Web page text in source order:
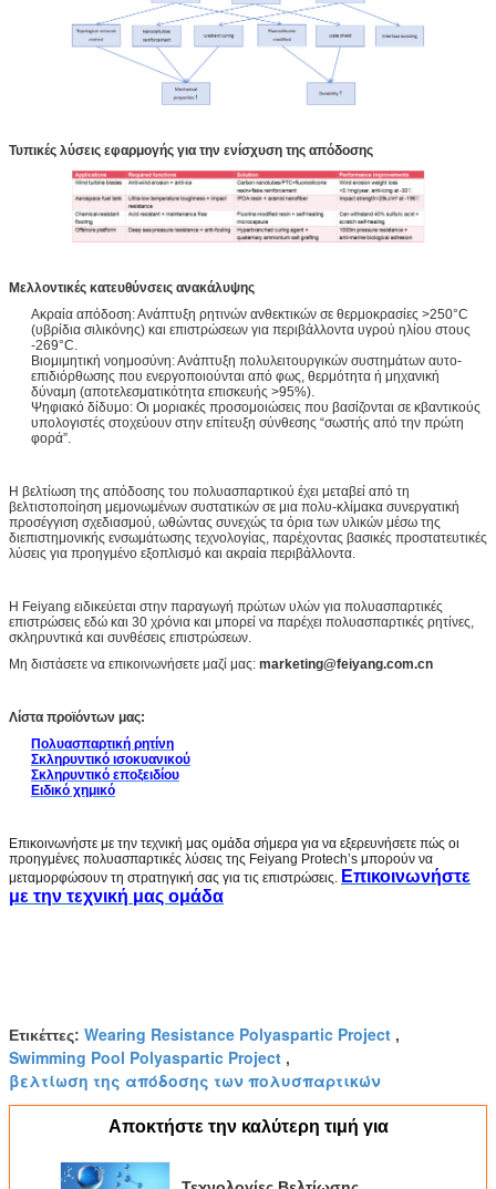
Τυπικές λύσεις εφαρμογής για την ενίσχυση της απόδοσης
Μελλοντικές κατευθύνσεις ανακάλυψης
Ακραία απόδοση: Ανάπτυξη ρητινών ανθεκτικών σε θερμοκρασίες >250°C
(υβρίδια σιλικόνης) και επιστρώσεων για περιβάλλοντα υγρού ηλίου στους
-269°C.
Βιομιμητική νοημοσύνη: Ανάπτυξη πολυλειτουργικών συστημάτων αυτο-
επιδιόρθωσης που ενεργοποιούνται από φως, θερμότητα ή μηχανική
δύναμη (αποτελεσματικότητα επισκευής >95%).
Ψηφιακό δίδυμο: Οι μοριακές προσομοιώσεις που βασίζονται σε κβαντικούς
υπολογιστές στοχεύουν στην επίτευξη σύνθεσης “σωστής από την πρώτη
φορά”.
Η βελτίωση της απόδοσης του πολυασπαρτικού έχει μεταβεί από τη
βελτιστοποίηση μεμονωμένων συστατικών σε μια πολυ-κλίμακα συνεργατική
προσέγγιση σχεδιασμού, ωθώντας συνεχώς τα όρια των υλικών μέσω της
διεπιστημονικής ενσωμάτωσης τεχνολογίας, παρέχοντας βασικές προστατευτικές
λύσεις για προηγμένο εξοπλισμό και ακραία περιβάλλοντα.
Η Feiyang ειδικεύεται στην παραγωγή πρώτων υλών για πολυασπαρτικές
επιστρώσεις εδώ και 30 χρόνια και μπορεί να παρέχει πολυασπαρτικές ρητίνες,
σκληρυντικά και συνθέσεις επιστρώσεων.
Μη διστάσετε να επικοινωνήσετε μαζί μας: marketing@feiyang.com.cn
Λίστα προϊόντων μας:
Πολυασπαρτική ρητίνη
Σκληρυντικό ισοκυανικού
Σκληρυντικό εποξειδίου
Ειδικό χημικό
Επικοινωνήστε με την τεχνική μας ομάδα σήμερα για να εξερευνήσετε πώς οι
προηγμένες πολυασπαρτικές λύσεις της Feiyang Protech’s μπορούν να
μεταμορφώσουν τη στρατηγική σας για τις επιστρώσεις. Επικοινωνήστε
με την τεχνική μας ομάδα
Ετικέττες: Wearing Resistance Polyaspartic Project ,
Swimming Pool Polyaspartic Project ,
βελτίωση της απόδοσης των πολυσπαρτικών
Αποκτήστε την καλύτερη τιμή για